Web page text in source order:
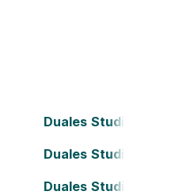
Duales Studium
Duales Studium
Duales Studium